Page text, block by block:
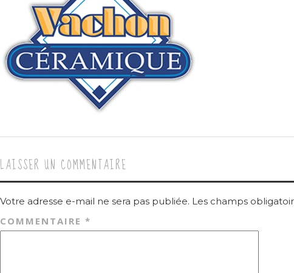
LAISSER UN COMMENTAIRE
Votre adresse e-mail ne sera pas publiée. Les champs
COMMENTAIRE *